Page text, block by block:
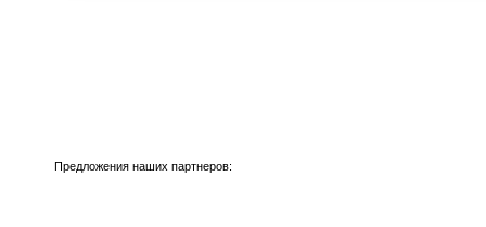
Предложения наших партнеров: